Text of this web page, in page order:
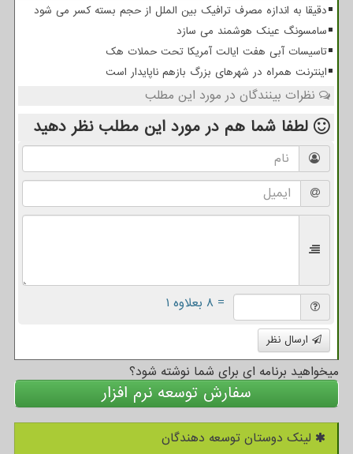
دقیقا به اندازه مصرف ترافیک بین الملل از حجم بسته کسر می شود
سامسونگ عینک هوشمند می سازد
تاسیسات آبی هفت ایالت آمریکا تحت حملات هک
اینترنت همراه در شهرهای بزرگ بازهم ناپایدار است
نظرات بینندگان در مورد این مطلب
لطفا شما هم در مورد این مطلب نظر دهید
= ۸ بعلاوه ۱
ارسال نظر
میخواهید برنامه ای برای شما نوشته شود؟
سفارش توسعه نرم افزار
لینک دوستان توسعه دهندگان